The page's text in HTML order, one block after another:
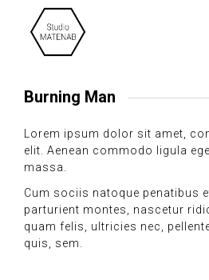
Burning Man
Lorem ipsum dolor sit amet,
elit. Aenean commodo ligula
massa.
Cum sociis natoque penatibus
parturient montes, nascetur
quam felis, ultricies nec,
quis, sem.